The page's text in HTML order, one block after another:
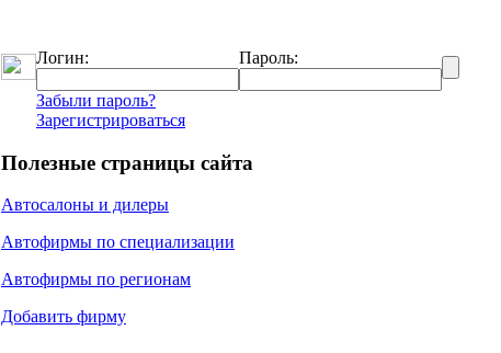
Логин: Пароль:
Забыли пароль?
Зарегистрироваться
Полезные страницы сайта
Автосалоны и дилеры
Автофирмы по специализации
Автофирмы по регионам
Добавить фирму